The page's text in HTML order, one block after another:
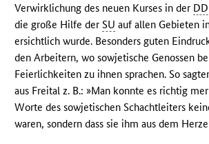
Verwirklichung des neuen Kurses in der
die große Hilfe derSU auf allen Gebieten
ersichtlich wurde. Besonders guten
den Arbeitern, wo sowjetische Genossen
Feierlichkeiten zu ihnen sprachen. So
aus Freital z. B.: »Man konnte es richtig
Worte des sowjetischen Schachtleiters
waren, sondern dass sie ihm aus dem